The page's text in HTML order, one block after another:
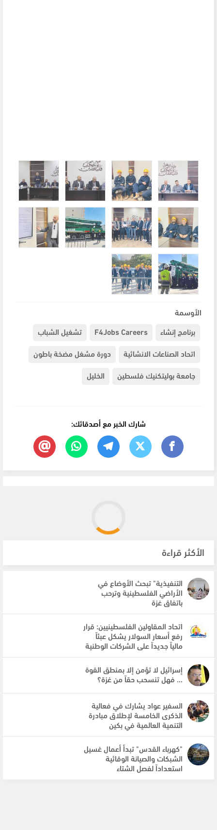
الأوسمة
برنامج إنشاء
F4Jobs Careers
تشغيل الشباب
اتحاد الصناعات الانشائية
دورة مشغل مضخة باطون
جامعة بوليتكنيك فلسطين
الخليل
شارك الخبر مع أصدقائك:
الأكثر قراءة
التنفيذية" تبحث الأوضاع في
الأراضي الفلسطينية وترحب
باتفاق غزة
اتحاد المقاولين الفلسطينيين: قرار
رفع أسعار السولار يشكل عبئاً
مالياً جديداً على الشركات الوطنية
إسرائيل لا تؤمن إلا بمنطق القوة
... فهل تنسحب حقاً من غزة؟
السفير عواد يشارك في فعالية
الذكرى الخامسة لإطلاق مبادرة
التنمية العالمية في بكين
"كهرباء القدس" تبدأ أعمال غسيل
الشبكات والصيانة الوقائية
استعداداً لفصل الشتاء